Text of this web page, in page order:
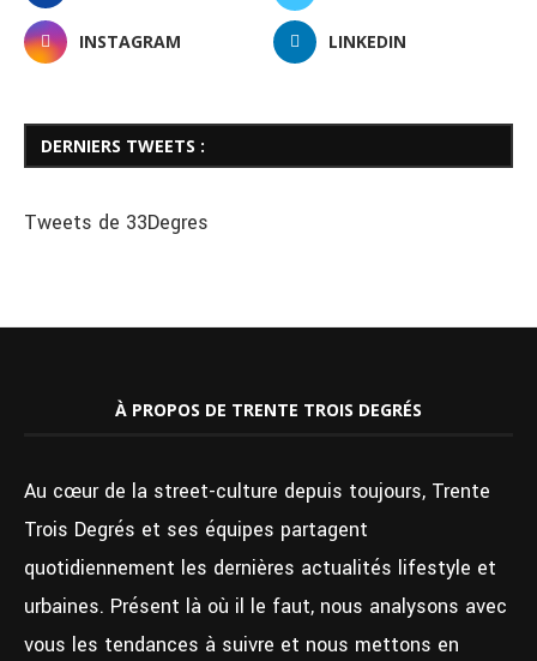
INSTAGRAM LINKEDIN
DERNIERS TWEETS :
Tweets de 33Degres
À PROPOS DE TRENTE TROIS DEGRÉS
Au cœur de la street-culture depuis toujours, Trente
Trois Degrés et ses équipes partagent
quotidiennement les dernières actualités lifestyle et
urbaines. Présent là où il le faut, nous analysons avec
vous les tendances à suivre et nous mettons en